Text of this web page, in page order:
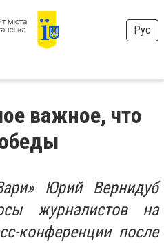
Рус
важное, что
Юрий Вернидуб
журналистов на
конференции после